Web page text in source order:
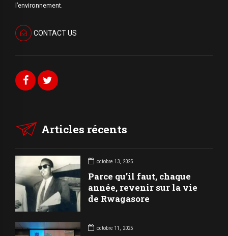
l’environnement.
CONTACT US
Articles récents
octobre 13, 2025
Parce qu’il faut, chaque
année, revenir sur la vie
de Rwagasore
octobre 11, 2025